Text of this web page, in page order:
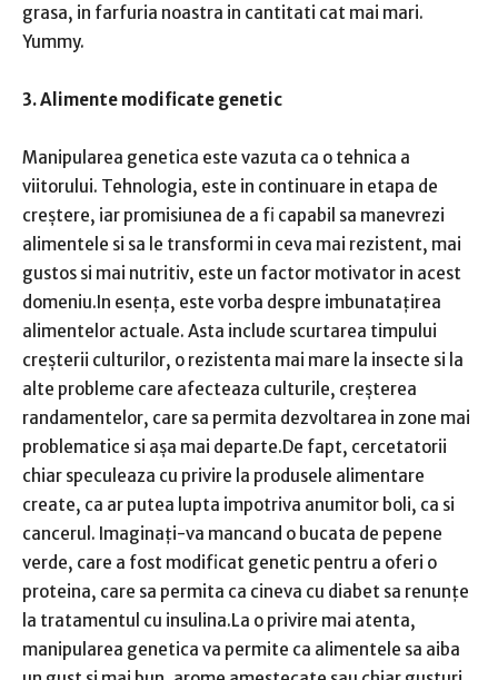
grasa, in farfuria noastra in cantitati cat mai mari.
Yummy.
3. Alimente modificate genetic
Manipularea genetica este vazuta ca o tehnica a
viitorului. Tehnologia, este in continuare in etapa de
creștere, iar promisiunea de a fi capabil sa manevrezi
alimentele si sa le transformi in ceva mai rezistent, mai
gustos si mai nutritiv, este un factor motivator in acest
domeniu.In esența, este vorba despre imbunatațirea
alimentelor actuale. Asta include scurtarea timpului
creșterii culturilor, o rezistenta mai mare la insecte si la
alte probleme care afecteaza culturile, creșterea
randamentelor, care sa permita dezvoltarea in zone mai
problematice si așa mai departe.De fapt, cercetatorii
chiar speculeaza cu privire la produsele alimentare
create, ca ar putea lupta impotriva anumitor boli, ca si
cancerul. Imaginați-va mancand o bucata de pepene
verde, care a fost modificat genetic pentru a oferi o
proteina, care sa permita ca cineva cu diabet sa renunțe
la tratamentul cu insulina.La o privire mai atenta,
manipularea genetica va permite ca alimentele sa aiba